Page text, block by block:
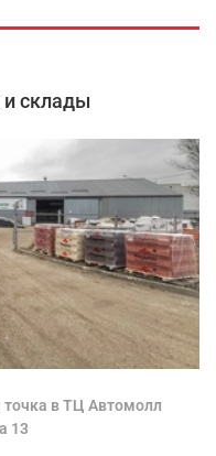
склады
точка в ТЦ Автомолл
13